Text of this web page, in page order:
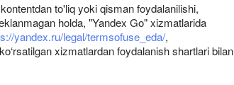
to'liq yoki qisman foydalanilishi,
holda, "Yandex Go" xizmatlarida
yandex.ru/legal/termsofuse_eda/,
xizmatlardan foydalanish shartlari bilan